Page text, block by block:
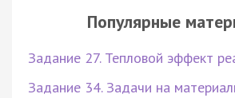
Популярные
Задание 27. Тепловой эффект
Задание 34. Задачи на